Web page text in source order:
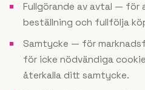
Fullgörande av avtal — för
beställning och fullfölja
Samtycke — för
för icke nödvändiga
återkalla ditt samtycke.